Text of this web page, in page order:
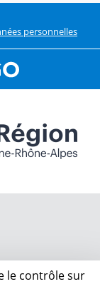
personnelles
le contrôle sur